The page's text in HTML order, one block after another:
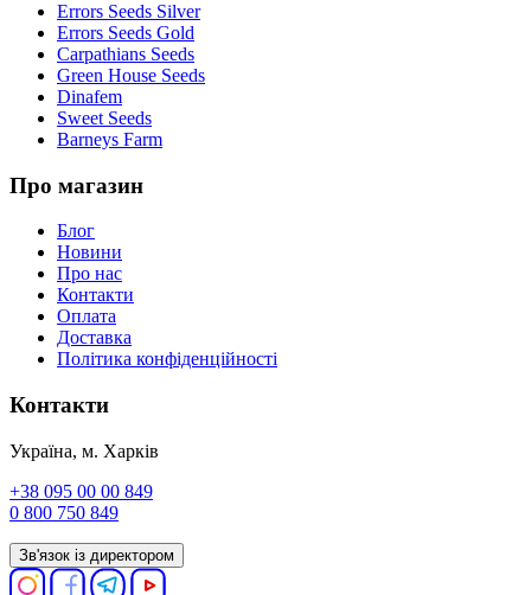
Errors Seeds Silver
Errors Seeds Gold
Carpathians Seeds
Green House Seeds
Dinafem
Sweet Seeds
Barneys Farm
Про магазин
Блог
Новини
Про нас
Контакти
Оплата
Доставка
Політика конфіденційності
Контакти
Україна, м. Харків
+38 095 00 00 849
0 800 750 849
Зв'язок із директором